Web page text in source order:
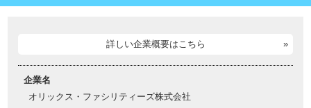
詳しい企業概要はこちら
企業名
オリックス・ファシリティーズ株式会社